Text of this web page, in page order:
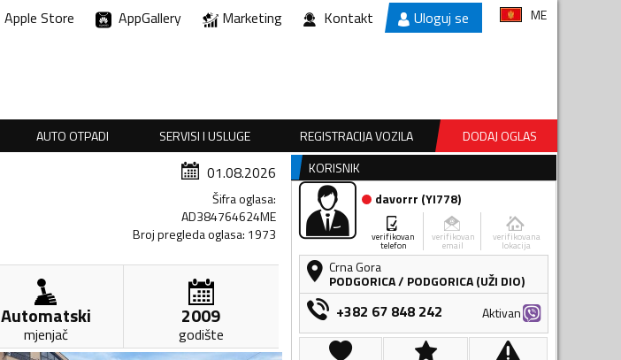
Apple Store AppGallery Marketing Kontakt Uloguj se ME
AUTO OTPADI SERVISI I USLUGE REGISTRACIJA VOZILA
DODAJ OGLAS
01.08.2026
Šifra oglasa:
AD384764624ME
Broj pregleda oglasa: 1973
Automatski
mjenjač
2009
godište
KORISNIK
davorrr (YI778)
verifikovan
telefon
verifikovan
email
verifikovana
lokacija
Crna Gora
PODGORICA/ PODGORICA (UŽI DIO)
+382 67 848 242 Aktivan